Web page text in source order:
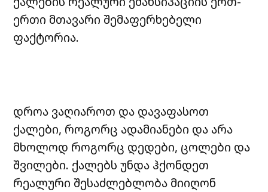
ერთი მთავარი შემაფერხებელი
ფაქტორია.
დროა ვაღიაროთ და დავაფასოთ
ქალები, როგორც ადამიანები და არა
მხოლოდ როგორც დედები, ცოლები და
შვილები. ქალებს უნდა ჰქონდეთ
რეალური შესაძლებლობა მიიღონ